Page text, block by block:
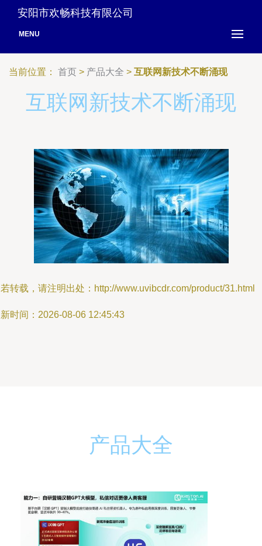
安阳市欢畅科技有限公司
MENU
当前位置： 首页 > 产品大全 > 互联网新技术不断涌现
互联网新技术不断涌现
转载，请注明出处：http://www.uvibcdr.com/product/31.html
时间：2026-08-06 12:45:43
产品大全